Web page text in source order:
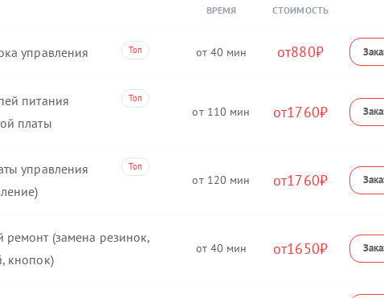
ВРЕМЯ СТОИМОСТЬ
управления 40 880
питания
платы
110 1760
управления
120 1760
ремонт (замена резинок,
кнопок)
40 1650